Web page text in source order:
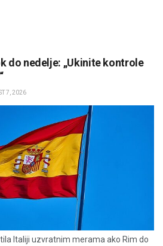
do nedelje: „Ukinite kontrole
7, 2026
Italiji uzvratnim merama ako Rim do